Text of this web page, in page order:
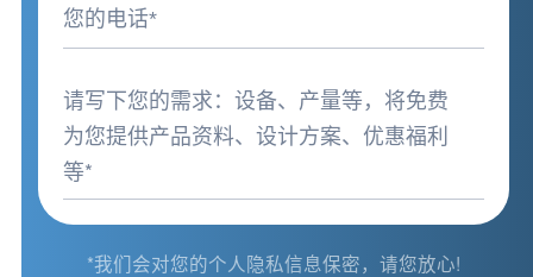
*我们会对您的个人隐私信息保密，请您放心!